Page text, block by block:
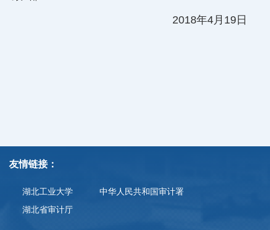
2018年4月 19 日
友情链接：
湖北工业大学
中华人民共和国审计署
湖北省审计厅